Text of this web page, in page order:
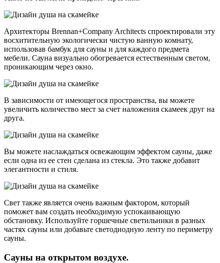
Архитекторы Brennan+Company Architects спроектировали эту
восхитительную экологически чистую ванную комнату,
использовав бамбук для сауны и для каждого предмета
мебели. Сауна визуально обогревается естественным светом,
проникающим через окно.
В зависимости от имеющегося пространства, вы можете
увеличить количество мест за счет наложения скамеек друг на
друга.
Вы можете наслаждаться освежающим эффектом сауны, даже
если одна из ее стен сделана из стекла. Это также добавит
элегантности и стиля.
Свет также является очень важным фактором, который
поможет вам создать необходимую успокаивающую
обстановку. Используйте горшечные светильники в разных
частях сауны или добавьте светодиодную ленту по периметру
сауны.
Сауны на открытом воздухе.